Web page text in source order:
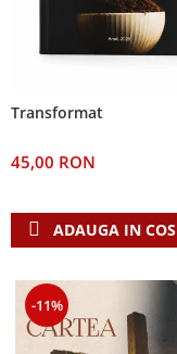
Transformat
45,00 RON
ADAUGA IN COS
-11%